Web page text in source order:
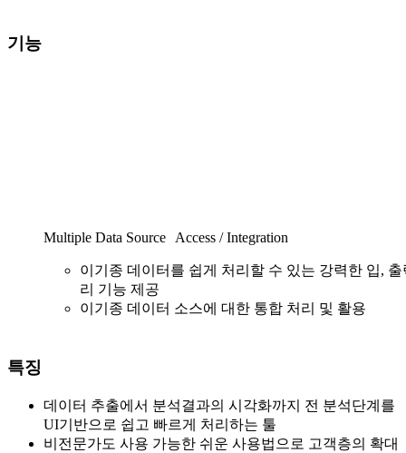
기능
Multiple Data Source Access / Integration
이기종 데이터를 쉽게 처리할 수 있는 강력한 입, 출
리 기능 제공
이기종 데이터 소스에 대한 통합 처리 및 활용
특징
데이터 추출에서 분석결과의 시각화까지 전 분석단계를
UI기반으로 쉽고 빠르게 처리하는 툴
비전문가도 사용 가능한 쉬운 사용법으로 고객층의 확대